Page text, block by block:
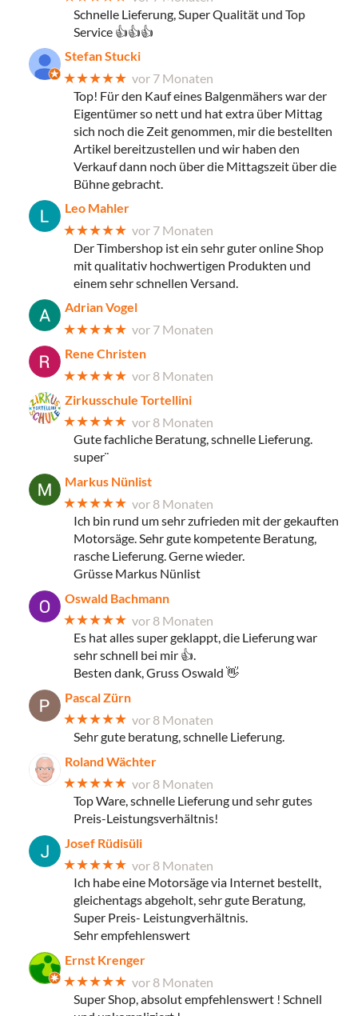
Schnelle Lieferung, Super Qualität und Top
Service 👍👍👍
Stefan Stucki
★★★★★ vor 7 Monaten
Top! Für den Kauf eines Balgenmähers war der
Eigentümer so nett und hat extra über Mittag
sich noch die Zeit genommen, mir die bestellten
Artikel bereitzustellen und wir haben den
Verkauf dann noch über die Mittagszeit über die
Bühne gebracht.
Leo Mahler
★★★★★ vor 7 Monaten
Der Timbershop ist ein sehr guter online Shop
mit qualitativ hochwertigen Produkten und
einem sehr schnellen Versand.
Adrian Vogel
★★★★★ vor 7 Monaten
Rene Christen
★★★★★ vor 8 Monaten
Zirkusschule Tortellini
★★★★★ vor 8 Monaten
Gute fachliche Beratung, schnelle Lieferung.
super¨
Markus Nünlist
★★★★★ vor 8 Monaten
Ich bin rund um sehr zufrieden mit der gekauften
Motorsäge. Sehr gute kompetente Beratung,
rasche Lieferung. Gerne wieder.
Grüsse Markus Nünlist
Oswald Bachmann
★★★★★ vor 8 Monaten
Es hat alles super geklappt, die Lieferung war
sehr schnell bei mir 👍.
Besten dank, Gruss Oswald 👋
Pascal Zürn
★★★★★ vor 8 Monaten
Sehr gute beratung, schnelle Lieferung.
Roland Wächter
★★★★★ vor 8 Monaten
Top Ware, schnelle Lieferung und sehr gutes
Preis-Leistungsverhältnis!
Josef Rüdisüli
★★★★★ vor 8 Monaten
Ich habe eine Motorsäge via Internet bestellt,
gleichentags abgeholt, sehr gute Beratung,
Super Preis- Leistungverhältnis.
Sehr empfehlenswert
Ernst Krenger
★★★★★ vor 8 Monaten
Super Shop, absolut empfehlenswert ! Schnell